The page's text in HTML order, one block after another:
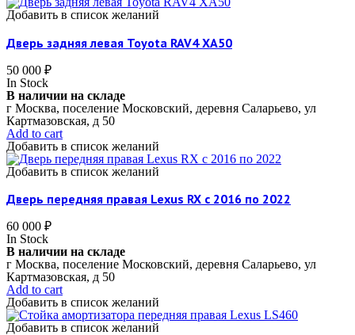
Добавить в список желаний
Дверь задняя левая Toyota RAV4 XA50
50 000 ₽
In Stock
В наличии на складе
г Москва, поселение Московский, деревня Саларьево, ул
Картмазовская, д 50
Add to cart
Добавить в список желаний
Добавить в список желаний
Дверь передняя правая Lexus RX c 2016 по 2022
60 000 ₽
In Stock
В наличии на складе
г Москва, поселение Московский, деревня Саларьево, ул
Картмазовская, д 50
Add to cart
Добавить в список желаний
Добавить в список желаний